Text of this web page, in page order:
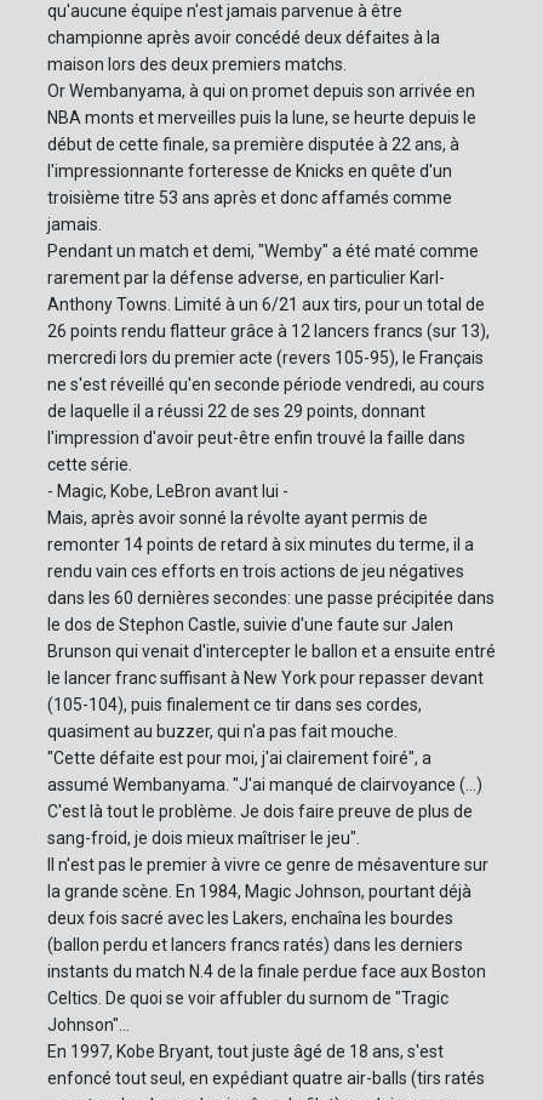
qu'aucune équipe n'est jamais parvenue à être
championne après avoir concédé deux défaites à la
maison lors des deux premiers matchs.
Or Wembanyama, à qui on promet depuis son arrivée en
NBA monts et merveilles puis la lune, se heurte depuis le
début de cette finale, sa première disputée à 22 ans, à
l'impressionnante forteresse de Knicks en quête d'un
troisième titre 53 ans après et donc affamés comme
jamais.
Pendant un match et demi, "Wemby" a été maté comme
rarement par la défense adverse, en particulier Karl-
Anthony Towns. Limité à un 6/21 aux tirs, pour un total de
26 points rendu flatteur grâce à 12 lancers francs (sur 13),
mercredi lors du premier acte (revers 105-95), le Français
ne s'est réveillé qu'en seconde période vendredi, au cours
de laquelle il a réussi 22 de ses 29 points, donnant
l'impression d'avoir peut-être enfin trouvé la faille dans
cette série.
- Magic, Kobe, LeBron avant lui -
Mais, après avoir sonné la révolte ayant permis de
remonter 14 points de retard à six minutes du terme, il a
rendu vain ces efforts en trois actions de jeu négatives
dans les 60 dernières secondes: une passe précipitée dans
le dos de Stephon Castle, suivie d'une faute sur Jalen
Brunson qui venait d'intercepter le ballon et a ensuite entré
le lancer franc suffisant à New York pour repasser devant
(105-104), puis finalement ce tir dans ses cordes,
quasiment au buzzer, qui n'a pas fait mouche.
"Cette défaite est pour moi, j'ai clairement foiré", a
assumé Wembanyama. "J'ai manqué de clairvoyance (...)
C'est là tout le problème. Je dois faire preuve de plus de
sang-froid, je dois mieux maîtriser le jeu".
Il n'est pas le premier à vivre ce genre de mésaventure sur
la grande scène. En 1984, Magic Johnson, pourtant déjà
deux fois sacré avec les Lakers, enchaîna les bourdes
(ballon perdu et lancers francs ratés) dans les derniers
instants du match N.4 de la finale perdue face aux Boston
Celtics. De quoi se voir affubler du surnom de "Tragic
Johnson"...
En 1997, Kobe Bryant, tout juste âgé de 18 ans, s'est
enfoncé tout seul, en expédiant quatre air-balls (tirs ratés